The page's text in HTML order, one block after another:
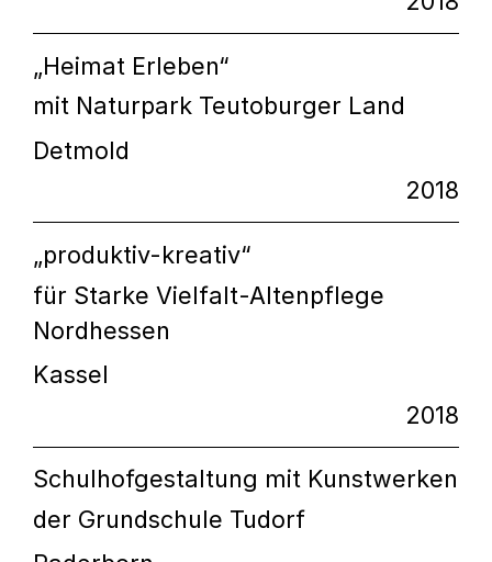
„Heimat Erleben“
mit Naturpark Teutoburger Land
Detmold
2018
„produktiv-kreativ“
für Starke Vielfalt-Altenpflege
Nordhessen
Kassel
2018
Schulhofgestaltung mit Kunstwerken
der Grundschule Tudorf